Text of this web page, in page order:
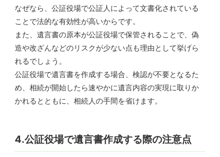
なぜなら、公証役場で公証人によって文書化されている
ことで法的な有効性が高いからです。
また、遺言書の原本が公証役場で保管されることで、偽
造や改ざんなどのリスクが少ない点も理由として挙げら
れるでしょう。
公証役場で遺言書を作成する場合、検認が不要となるた
め、相続が開始したら速やかに遺言内容の実現に取りか
かれるとともに、相続人の手間を省けます。
4.公証役場で遺言書作成する際の注意点